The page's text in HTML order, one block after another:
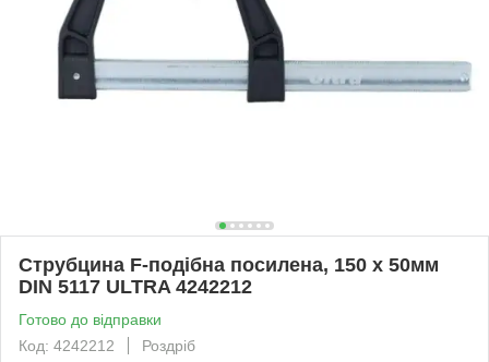
Струбцина F-подібна посилена, 150 х 50мм
DIN 5117 ULTRA 4242212
Готово до відправки
Код: 4242212
Роздріб